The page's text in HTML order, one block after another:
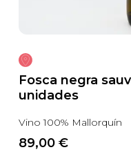
Fosca negra
unidades
Vino 100% Mallorquín
89,00 €